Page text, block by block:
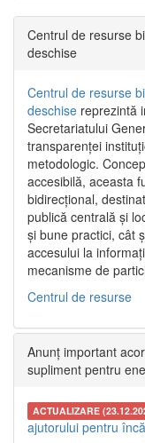
Centrul de resurse
deschise
Centrul de resurse
deschise reprezintă
Secretariatului
transparenței
metodologic.
accesibilă, aceasta
bidirecțional,
publică centrală și
și bune practici, cât
accesului la
mecanisme de
Centrul de resurse
Anunț important
supliment pentru
ACTUALIZARE
ajutorului pentru